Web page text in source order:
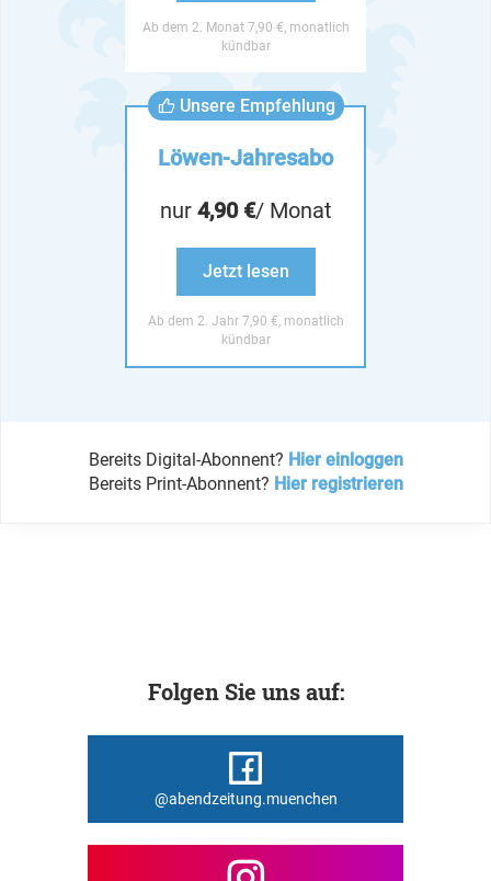
Ab dem 2. Monat 7,90 €, monatlich
kündbar
Unsere Empfehlung
Löwen-Jahresabo
nur 4,90 €/ Monat
Jetzt lesen
Ab dem 2. Jahr 7,90 €, monatlich
kündbar
Bereits Digital-Abonnent? Hier einloggen
Bereits Print-Abonnent? Hier registrieren
Folgen Sie uns auf:
@abendzeitung.muenchen